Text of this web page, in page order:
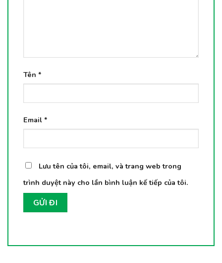
Tên *
Email *
Lưu tên của tôi, email, và trang web trong
trình duyệt này cho lần bình luận kế tiếp của tôi.